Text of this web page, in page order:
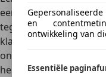
een echt koopje.
tegenwoordig een
klanten moeten diep in
onderhouden staat
hebben. Het is niet
en
ontwikkeling van
Essentiële